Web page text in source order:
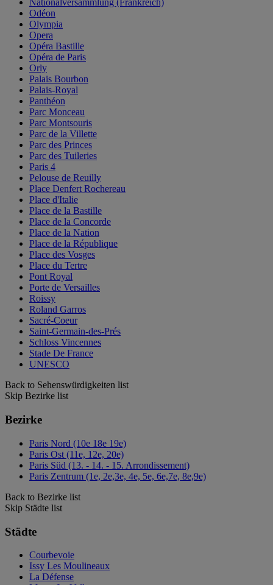
Nationalversammlung (Frankreich)
Odéon
Olympia
Opera
Opéra Bastille
Opéra de Paris
Orly
Palais Bourbon
Palais-Royal
Panthéon
Parc Monceau
Parc Montsouris
Parc de la Villette
Parc des Princes
Parc des Tuileries
Paris 4
Pelouse de Reuilly
Place Denfert Rochereau
Place d'Italie
Place de la Bastille
Place de la Concorde
Place de la Nation
Place de la République
Place des Vosges
Place du Tertre
Pont Royal
Porte de Versailles
Roissy
Roland Garros
Sacré-Coeur
Saint-Germain-des-Prés
Schloss Vincennes
Stade De France
UNESCO
Back to Sehenswürdigkeiten list
Skip Bezirke list
Bezirke
Paris Nord (10e 18e 19e)
Paris Ost (11e, 12e, 20e)
Paris Süd (13. - 14. - 15. Arrondissement)
Paris Zentrum (1e, 2e,3e, 4e, 5e, 6e,7e, 8e,9e)
Back to Bezirke list
Skip Städte list
Städte
Courbevoie
Issy Les Moulineaux
La Défense